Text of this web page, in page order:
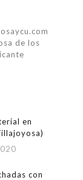
de los
en
con